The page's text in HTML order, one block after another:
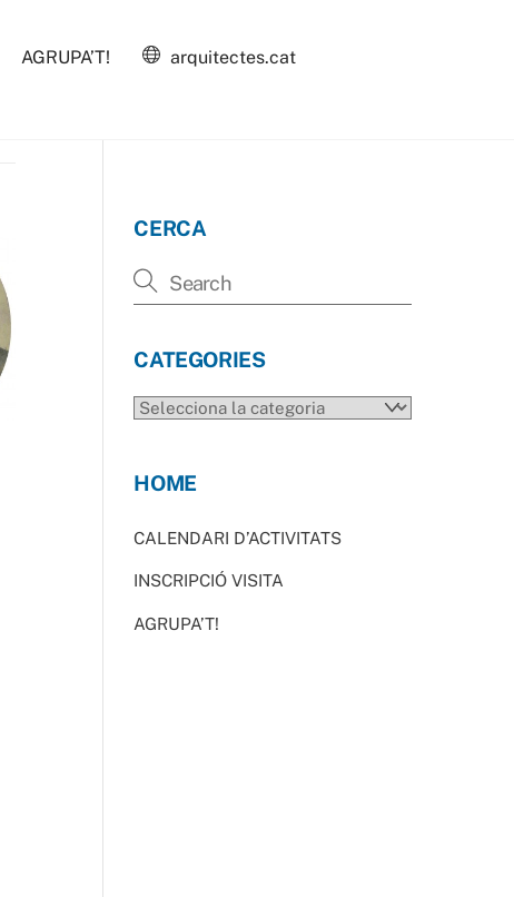
AGRUPA’T! arquitectes.cat
CERCA
CATEGORIES
CATEGORIES
HOME
CALENDARI D’ACTIVITATS
INSCRIPCIÓ VISITA
AGRUPA’T!